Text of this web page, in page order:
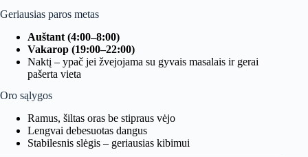
Geriausias paros metas
Auštant (4:00–8:00)
Vakarop (19:00–22:00)
Naktį – ypač jei žvejojama su gyvais masalais ir gerai
pašerta vieta
Oro sąlygos
Ramus, šiltas oras be stipraus vėjo
Lengvai debesuotas dangus
Stabilesnis slėgis – geriausias kibimui